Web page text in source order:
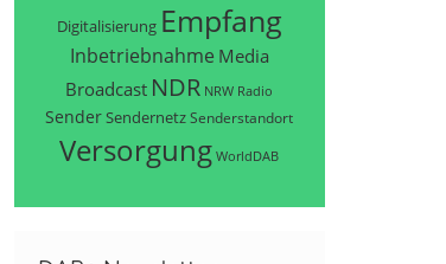
Digitalisierung Empfang
Inbetriebnahme Media
Broadcast NDR NRW Radio
SenderSendernetzSenderstandort
Versorgung WorldDAB